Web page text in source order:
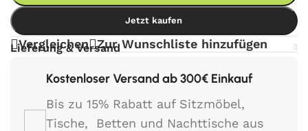
Jetzt kaufen
Vergleichen Zur Wunschliste hinzufügen
Lieferung & Versand
Kostenloser Versand ab 300€ Einkauf
Bis zu 15% Rabatt auf Sitzmöbel,
Tische, Betten und Nachttische aus